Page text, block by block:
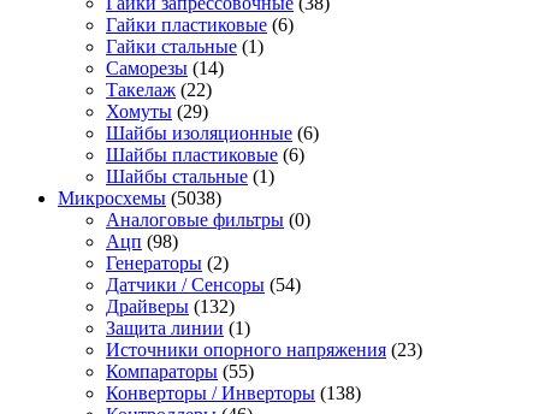
Гайки пластиковые (6)
Гайки стальные (1)
Саморезы (14)
Такелаж (22)
Хомуты (29)
Шайбы изоляционные (6)
Шайбы пластиковые (6)
Шайбы стальные (1)
Микросхемы (5038)
Аналоговые фильтры (0)
Ацп (98)
Генераторы (2)
Датчики / Сенсоры (54)
Драйверы (132)
Защита линии (1)
Источники опорного напряжения (23)
Компараторы (55)
Конверторы / Инверторы (138)